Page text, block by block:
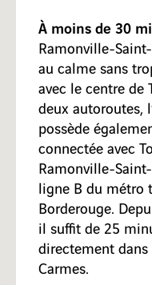
À moins de 30
Ramonville-
au calme sans
avec le centre de
deux autoroutes,
possède
connectée avec
Ramonville-
ligne B du métro
Borderouge.
il suffit de 25
directement
Carmes.